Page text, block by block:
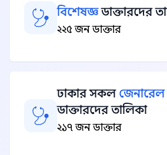
বিশেষজ্ঞডাক্তারদের
২২৫ জন ডাক্তার
ঢাকার সকল জেনারেল
ডাক্তারদের তালিকা
২১৭ জন ডাক্তার